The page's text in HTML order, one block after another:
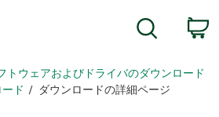
トウェアおよびドライバのダウンロード
ド
ダウンロードの詳細ページ